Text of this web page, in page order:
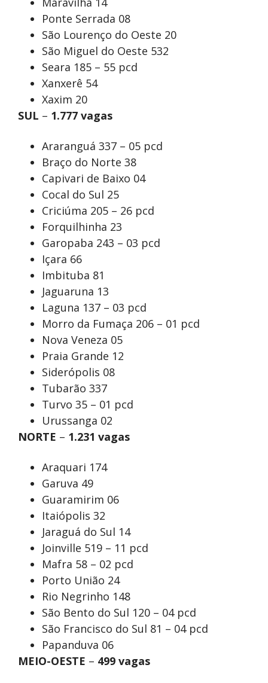
Ponte Serrada 08
São Lourenço do Oeste 20
São Miguel do Oeste 532
Seara 185 – 55 pcd
Xanxerê 54
Xaxim 20
SUL – 1.777 vagas
Araranguá 337 – 05 pcd
Braço do Norte 38
Capivari de Baixo 04
Cocal do Sul 25
Criciúma 205 – 26 pcd
Forquilhinha 23
Garopaba 243 – 03 pcd
Içara 66
Imbituba 81
Jaguaruna 13
Laguna 137 – 03 pcd
Morro da Fumaça 206 – 01 pcd
Nova Veneza 05
Praia Grande 12
Siderópolis 08
Tubarão 337
Turvo 35 – 01 pcd
Urussanga 02
NORTE – 1.231 vagas
Araquari 174
Garuva 49
Guaramirim 06
Itaiópolis 32
Jaraguá do Sul 14
Joinville 519 – 11 pcd
Mafra 58 – 02 pcd
Porto União 24
Rio Negrinho 148
São Bento do Sul 120 – 04 pcd
São Francisco do Sul 81 – 04 pcd
Papanduva 06
MEIO-OESTE – 499 vagas